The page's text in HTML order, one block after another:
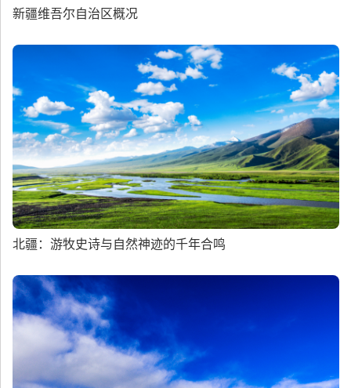
新疆维吾尔自治区概况
北疆：游牧史诗与自然神迹的千年合鸣